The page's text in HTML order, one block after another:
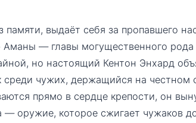
выдаёт себя за пропавшего
Аманы — главы могущественного
но настоящий Кентон Энхард
чужих, держащийся на честном
прямо в сердце крепости, он
— оружие, которое сжигает чужаков